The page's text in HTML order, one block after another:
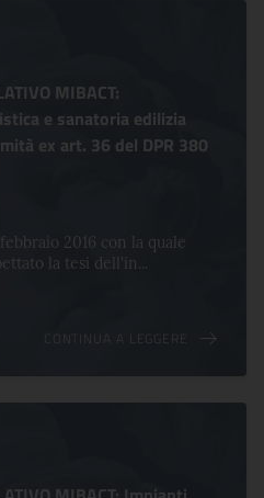
MIBACT:
e sanatoria edilizia
ex art. 36 del DPR 380
2016 con la quale
la tesi dell'in...
CONTINUA A LEGGERE